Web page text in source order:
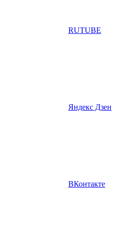
RUTUBE
Яндекс Дзен
ВКонтакте